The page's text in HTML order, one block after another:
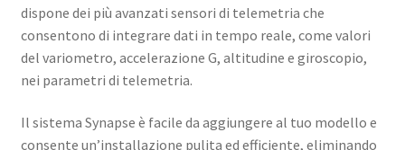
dispone dei più avanzati sensori di telemetria che
consentono di integrare dati in tempo reale, come valori
del variometro, accelerazione G, altitudine e giroscopio,
nei parametri di telemetria.
Il sistema Synapse è facile da aggiungere al tuo modello e
consente un’installazione pulita ed efficiente, eliminando